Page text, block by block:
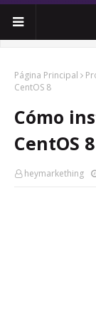
Página Principal
CentOS 8
Cómo
CentOS 8
heymarkething